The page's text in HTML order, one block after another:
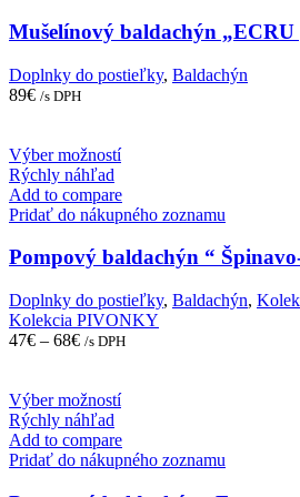
Mušelínový baldachýn „ECRU
Doplnky do postieľky, Baldachýn
89€ /s DPH
Výber možnostíThis
has
multiple
The
may
be
chosen
product
page
Rýchly náhľad
Add to compare
Pridať do nákupného zoznamu
Pompový baldachýn “
Doplnky do postieľky, Baldachýn,
Kolekcia PIVONKY
47€ – 68€ /s DPH
Výber možnostíThis
has
multiple
Rýchly náhľad
Add to compare
Pridať do nákupného zoznamu